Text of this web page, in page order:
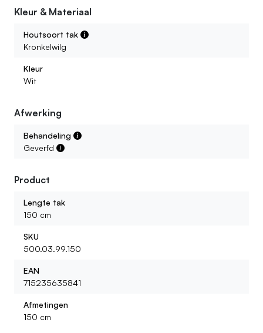
Wat is de levensduur van de decoratieve natuurlijke
takken?
Kleur & Materiaal
Houtsoort tak
Kronkelwilg
Kleur
Wit
Afwerking
Behandeling
Geverfd
Product
Lengte tak
150 cm
SKU
500.03.99.150
EAN
715235635841
Afmetingen
150 cm